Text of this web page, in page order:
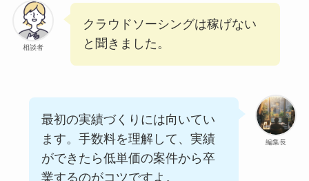
相談者
クラウドソーシングは稼げない
と聞きました。
編集長
最初の実績づくりには向いてい
ます。手数料を理解して、実績
ができたら低単価の案件から卒
業するのがコツですよ。